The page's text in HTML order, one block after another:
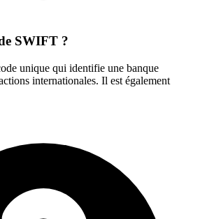
SWIFT ?
unique qui identifie une banque
internationales. Il est également